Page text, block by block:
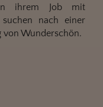
in ihrem Job mit
nach einer
von Wunderschön.